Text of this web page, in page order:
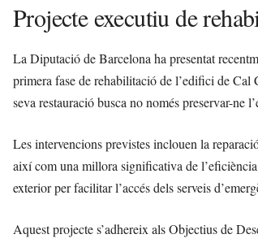
Projecte executiu de
La Diputació de Barcelona ha presentat
primera fase de rehabilitació de l’edifici de
seva restauració busca no només preservar-ne
Les intervencions previstes inclouen la
així com una millora significativa de l’eficiència
exterior per facilitar l’accés dels serveis
Aquest projecte s’adhereix als Objectius de